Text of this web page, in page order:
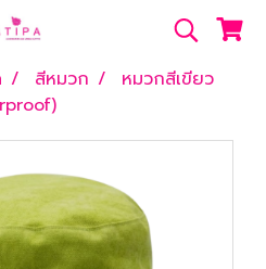
สีหมวก
หมวกสีเขียว